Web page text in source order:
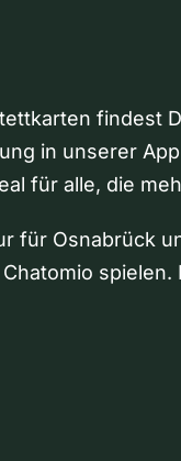
findest
in unserer
für alle, die
für Osnabrück